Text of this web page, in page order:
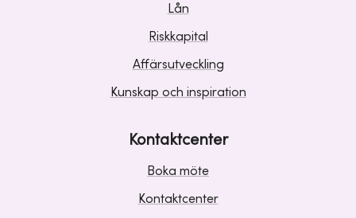
Lån
Riskkapital
Affärsutveckling
Kunskap och inspiration
Kontaktcenter
Boka möte
Kontaktcenter